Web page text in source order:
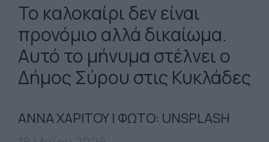
Το καλοκαίρι δεν είναι
προνόμιο αλλά δικαίωμα.
Αυτό το μήνυμα στέλνει ο
Δήμος Σύρου στις Κυκλάδες
ΑΝΝΑ ΧΑΡΙΤΟΥ | ΦΩΤΟ: UNSPLASH